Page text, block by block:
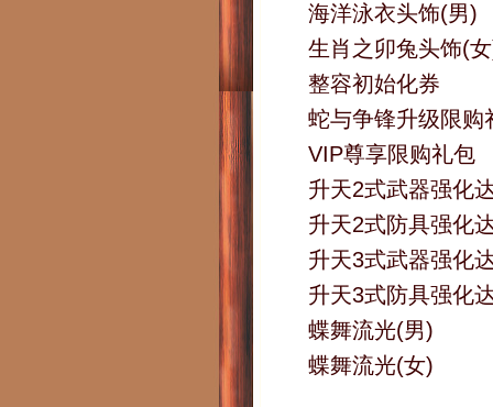
海洋泳衣头饰(男)
生肖之卯兔头饰(
整容初始化券
蛇与争锋升级限购
VIP尊享限购礼包
升天2式武器强化
升天2式防具强化
升天3式武器强化
升天3式防具强化
蝶舞流光(男)
蝶舞流光(女)